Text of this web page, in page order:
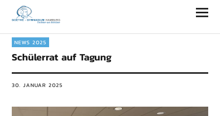
Goethe-Gymnasium Hamburg
NEWS 2025
Schülerrat auf Tagung
30. JANUAR 2025